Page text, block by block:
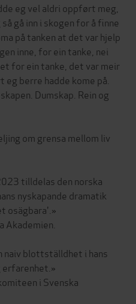
eg vel aldri oppført meg,
gå inn i skogen for å finne
på tanken at det var hjelp
inne, for ein tanke, nei
for ein tanke, det var meir
berre hadde kome på.
Dumskap. Rein og
om grensa mellom liv
tilldelas den norska
nyskapande dramatik
osägbara'.»
Akademien.
naiv blottställdhet i hans
erfarenhet.»
i Svenska